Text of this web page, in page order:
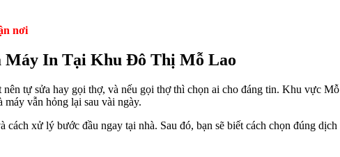
nơi
Máy In Tại Khu Đô Thị Mỗ Lao
tự sửa hay gọi thợ, và nếu gọi thợ thì chọn ai cho đáng tin. Khu vực
máy vẫn hỏng lại sau vài ngày.
cách xử lý bước đầu ngay tại nhà. Sau đó, bạn sẽ biết cách chọn đúng